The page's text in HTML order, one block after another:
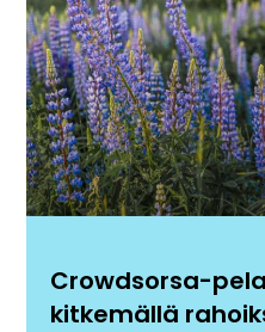
Crowdsorsa-
kitkemällä